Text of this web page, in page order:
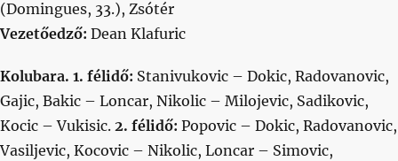
(Domingues, 33.), Zsótér
Vezetőedző: Dean Klafuric
Kolubara. 1. félidő: Stanivukovic – Dokic, Radovanovic,
Gajic, Bakic – Loncar, Nikolic – Milojevic, Sadikovic,
Kocic – Vukisic. 2. félidő: Popovic – Dokic, Radovanovic,
Vasiljevic, Kocovic – Nikolic, Loncar – Simovic,